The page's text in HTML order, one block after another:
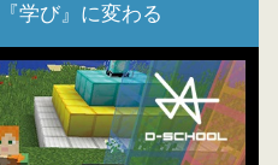
学び』に変わる